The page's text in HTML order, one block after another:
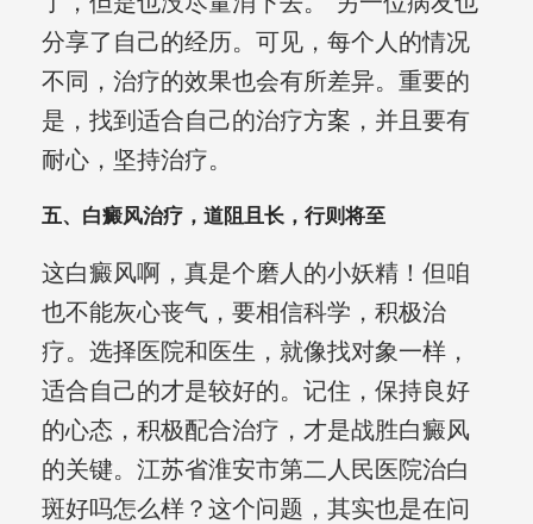
分享了自己的经历。可见，每个人的情况
不同，治疗的效果也会有所差异。重要的
是，找到适合自己的治疗方案，并且要有
耐心，坚持治疗。
五、白癜风治疗，道阻且长，行则将至
这白癜风啊，真是个磨人的小妖精！但咱
也不能灰心丧气，要相信科学，积极治
疗。选择医院和医生，就像找对象一样，
适合自己的才是较好的。记住，保持良好
的心态，积极配合治疗，才是战胜白癜风
的关键。江苏省淮安市第二人民医院治白
斑好吗怎么样？这个问题，其实也是在问